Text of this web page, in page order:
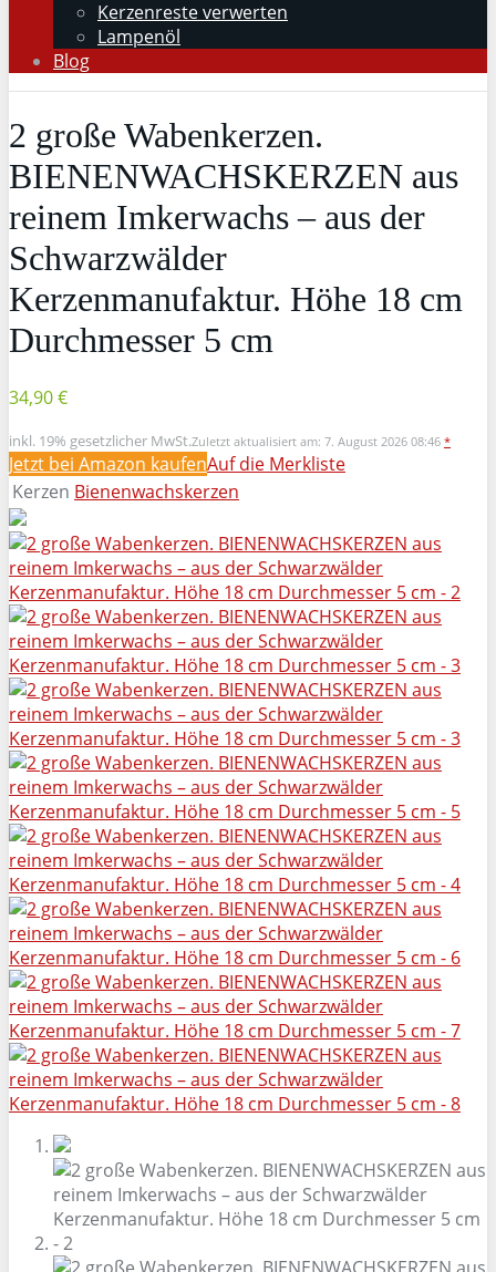
Kerzenreste verwerten
Lampenöl
Blog
2 große Wabenkerzen.
BIENENWACHSKERZEN aus
reinem Imkerwachs – aus der
Schwarzwälder
Kerzenmanufaktur. Höhe 18 cm
Durchmesser 5 cm
34,90 €
inkl. 19% gesetzlicher MwSt.Zuletzt aktualisiert am: 7. August 2026 08:46 *
Jetzt bei Amazon kaufenAuf die Merkliste
Kerzen Bienenwachskerzen